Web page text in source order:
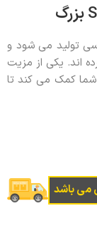
های ایکیا در حجم 440 سی سی تولید می شود و
اند. یکی از مزیت
شما کمک می کند تا